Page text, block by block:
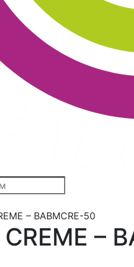
– BABMCRE-50
–